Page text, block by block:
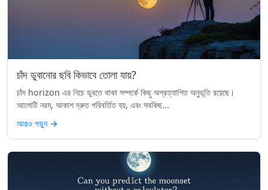
চাঁদ ডুবানোর ছবি কিভাবে তোলা যায়?
চাঁদ horizon এর নিচে ডুবতে থাকা সম্পর্কে কিছু অপ্রত্যাশিত অনুভূতি রয়েছে।
আলোটি নরম, আকাশ দ্রুত পরিবর্তিত হয়, এবং সবকিছ...
আরও পড়ুন →